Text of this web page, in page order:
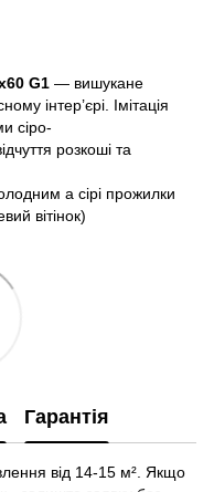
G1 — вишукане
інтер’єрі. Імітація
сіро-
розкоші та
а сірі прожилки
вітінок)
Гарантія
від 14-15 м². Якщо